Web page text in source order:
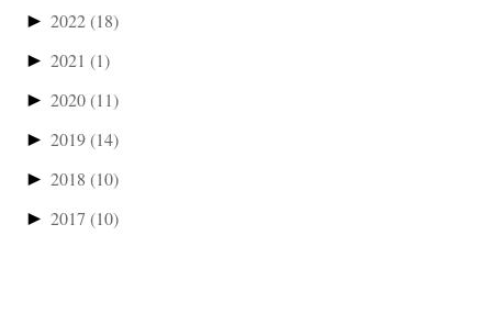
► 2022(18)
► 2021(1)
► 2020(11)
► 2019(14)
► 2018(10)
► 2017(10)